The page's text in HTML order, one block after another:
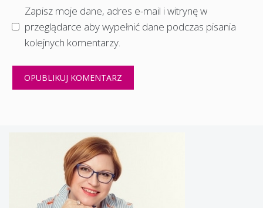
Zapisz moje dane, adres e-mail i witrynę w
przeglądarce aby wypełnić dane podczas pisania
kolejnych komentarzy.